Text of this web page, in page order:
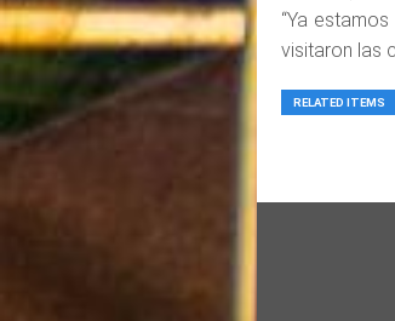
“Ya
visitaron las
RELATED ITEMS